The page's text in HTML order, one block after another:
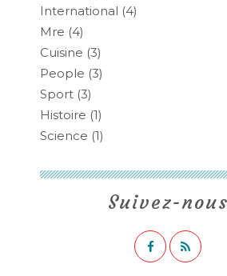
International (4)
Mre (4)
Cuisine (3)
People (3)
Sport (3)
Histoire (1)
Science (1)
Suivez-nous